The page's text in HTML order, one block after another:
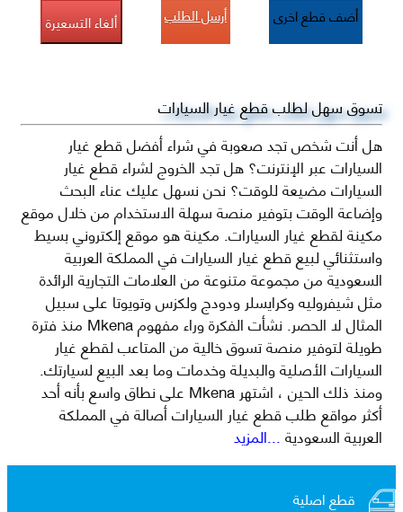
أضف قطع اخرى أرسل الطلب ألغاء التسعيرة
تسوق سهل لطلب قطع غيار السيارات
هل أنت شخص تجد صعوبة في شراء أفضل قطع غيار
السيارات عبر الإنترنت؟ هل تجد الخروج لشراء قطع غيار
السيارات مضيعة للوقت؟ نحن نسهل عليك عناء البحث
وإضاعة الوقت بتوفير منصة سهلة الاستخدام من خلال موقع
مكينة لقطع غيار السيارات. مكينة هو موقع إلكتروني بسيط
واستثنائي لبيع قطع غيار السيارات في المملكة العربية
السعودية من مجموعة متنوعة من العلامات التجارية الرائدة
مثل شيفروليه وكرايسلر ودودج ولكزس وتويوتا على سبيل
المثال لا الحصر. نشأت الفكرة وراء مفهوم Mkena منذ فترة
طويلة لتوفير منصة تسوق خالية من المتاعب لقطع غيار
السيارات الأصلية والبديلة وخدمات وما بعد البيع لسيارتك.
ومنذ ذلك الحين ، اشتهر Mkena على نطاق واسع بأنه أحد
أكثر مواقع طلب قطع غيار السيارات أصالة في المملكة
العربية السعودية...المزيد
قطع اصلية